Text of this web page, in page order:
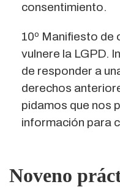
consentimiento.
10º Manifiesto de
vulnere la LGPD.
de responder a
derechos
pidamos que nos
información para
Noveno